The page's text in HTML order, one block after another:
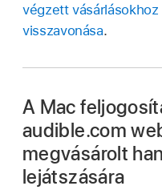
végzett
visszavonása.
A Mac
audible.com
megvásárolt
lejátszására